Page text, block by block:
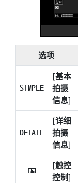
选项
A
[基本
拍摄
信息]
B
[详细
拍摄
信息]
C
[触控
控制]